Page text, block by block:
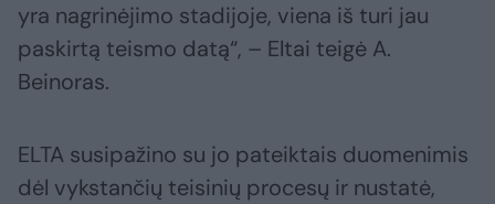
yra nagrinėjimo stadijoje, viena iš turi jau
paskirtą teismo datą“, – Eltai teigė A.
Beinoras.
ELTA susipažino su jo pateiktais duomenimis
dėl vykstančių teisinių procesų ir nustatė,